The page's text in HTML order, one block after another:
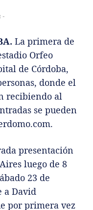
-
La primera de
Orfeo
de Córdoba,
donde el
recibiendo al
se pueden
presentación
luego de 8
23 de
a David
por primera vez